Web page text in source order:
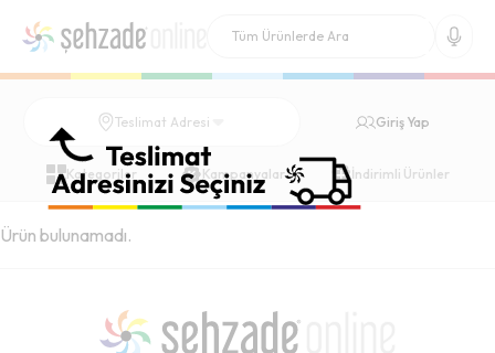
Teslimat Adresi Giriş Yap
Kategoriler Kampanyalar İndirimli Ürünler
Ürün bulunamadı.